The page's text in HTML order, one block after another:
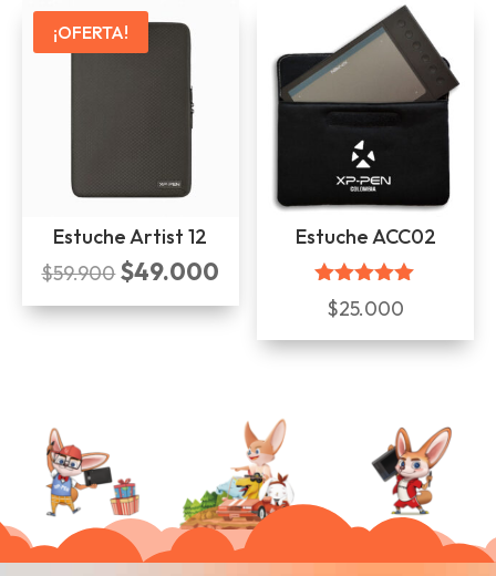
¡OFERTA!
Estuche Artist 12
$59.900 El
$49.000
Estuche ACC02
Valorado
con
5.00
de 5
$25.000